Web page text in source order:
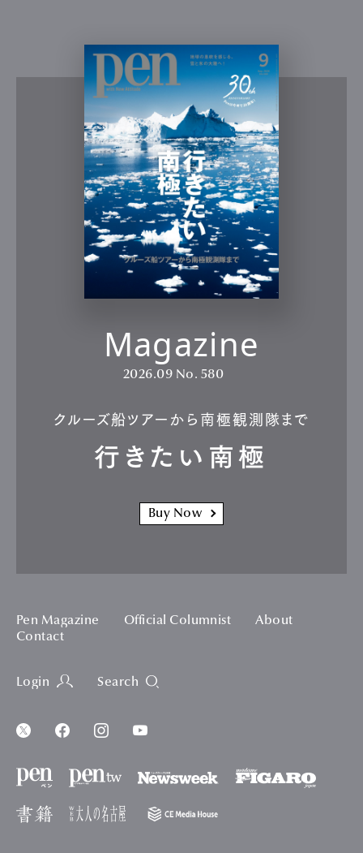
Art&DesignWatchFashion
GourmetCars
ProductCultureLifestyle
Pen Membership
Magazine
Official Columnist
About
Contact
Pen Meet
Magazine
2026.09 No. 580
クルーズ船ツアーから南極観測隊まで
行きたい南極
Buy Now
Pen Magazine Official Columnist
About
Contact
Login Search